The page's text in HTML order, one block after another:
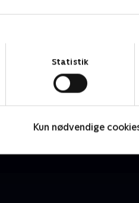
Statistik
Kun nødvendige